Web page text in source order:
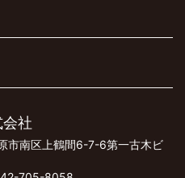
社
市南区上鶴間6-7-6第一古木ビ